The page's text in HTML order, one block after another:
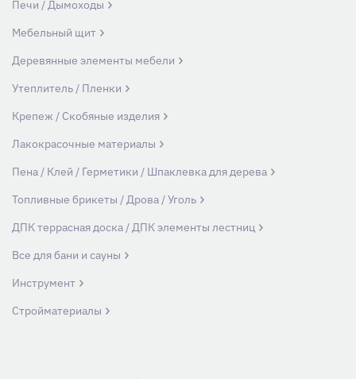
Печи / Дымоходы
Мебельный щит
Деревянные элементы мебели
Утеплитель / Пленки
Крепеж / Скобяные изделия
Лакокрасочные материалы
Пена / Клей / Герметики / Шпаклевка для дерева
Топливные брикеты / Дрова / Уголь
ДПК террасная доска / ДПК элементы лестниц
Все для бани и сауны
Инструмент
Стройматериалы